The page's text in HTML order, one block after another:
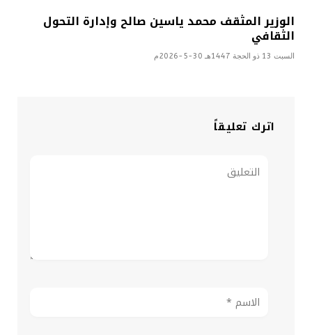
الوزير المثقف محمد ياسين صالح وإدارة التحول
الثقافي
السبت 13 ذو الحجة 1447هـ 30-5-2026م
اترك تعليقاً